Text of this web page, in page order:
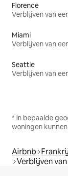
Florence
Verblijven van
Miami
Verblijven van
Seattle
Verblijven van
* In bepaalde
woningen
Airbnb
Verblijven